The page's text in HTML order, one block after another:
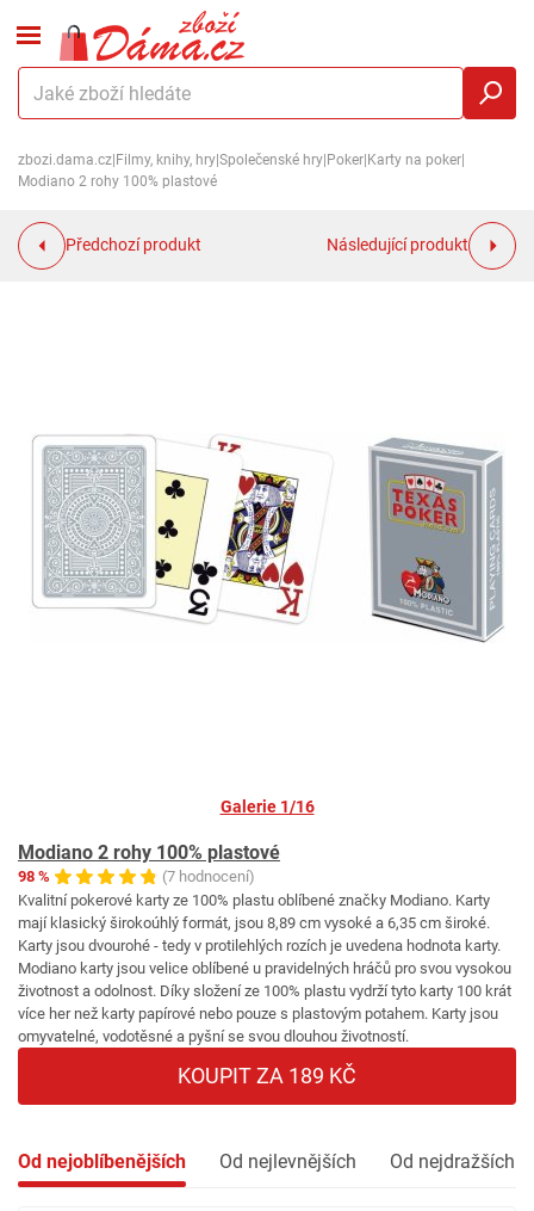
zbozi.dama.cz Filmy, knihy, hry Společenské hry Poker Karty na poker
Modiano 2 rohy 100% plastové
Předchozí produkt Následující produkt
Galerie 1/16
Modiano 2 rohy 100% plastové
98 %
(7 hodnocení)
Kvalitní pokerové karty ze 100% plastu oblíbené značky Modiano. Karty
mají klasický širokoúhlý formát, jsou 8,89 cm vysoké a 6,35 cm široké.
Karty jsou dvourohé - tedy v protilehlých rozích je uvedena hodnota karty.
Modiano karty jsou velice oblíbené u pravidelných hráčů pro svou vysokou
životnost a odolnost. Díky složení ze 100% plastu vydrží tyto karty 100 krát
více her než karty papírové nebo pouze s plastovým potahem. Karty jsou
omyvatelné, vodotěsné a pyšní se svou dlouhou životností.
KOUPIT ZA 189 KČ
Od nejoblíbenějších Od nejlevnějších Od nejdražších